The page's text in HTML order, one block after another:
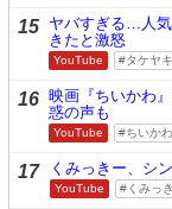
15 ヤバすぎる…人
きたと激怒
YouTube タケヤ
16 映画『ちいかわ
惑の声も
YouTube ちいかわ
17 くみっきー、シ
YouTube くみっ